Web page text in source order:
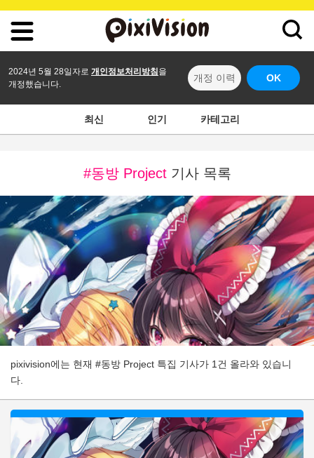
2024년 5월 28일자로 개인정보처리방침 을
개정했습니다.
개정 이력 OK
최신 인기 카테고리
#동방 Project기사 목록
pixivision에는 현재 #동방 Project 특집 기사가 1건 올라와 있습니
다.